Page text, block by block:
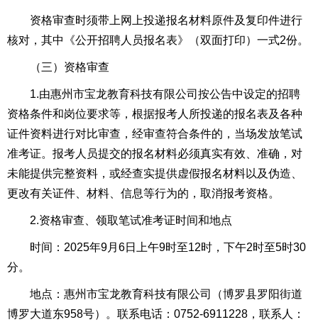
资格审查时须带上网上投递报名材料原件及复印件进行
核对，其中《公开招聘人员报名表》（双面打印）一式2份。
（三）资格审查
1.由惠州市宝龙教育科技有限公司按公告中设定的招聘
资格条件和岗位要求等，根据报考人所投递的报名表及各种
证件资料进行对比审查，经审查符合条件的，当场发放笔试
准考证。报考人员提交的报名材料必须真实有效、准确，对
未能提供完整资料，或经查实提供虚假报名材料以及伪造、
更改有关证件、材料、信息等行为的，取消报考资格。
2.资格审查、领取笔试准考证时间和地点
时间：2025年9月6日上午9时至12时，下午2时至5时30
分。
地点：惠州市宝龙教育科技有限公司（博罗县罗阳街道
博罗大道东958号）。联系电话：0752-6911228，联系人：